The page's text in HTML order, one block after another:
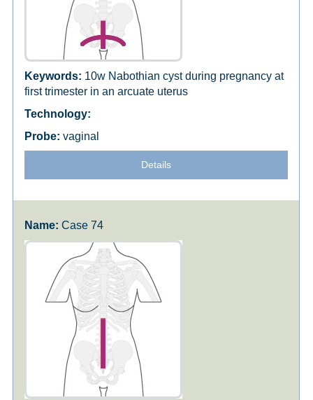
10w Nabothian cyst during pregnancy at
first trimester in an arcuate uterus
vaginal
Details
Case 74